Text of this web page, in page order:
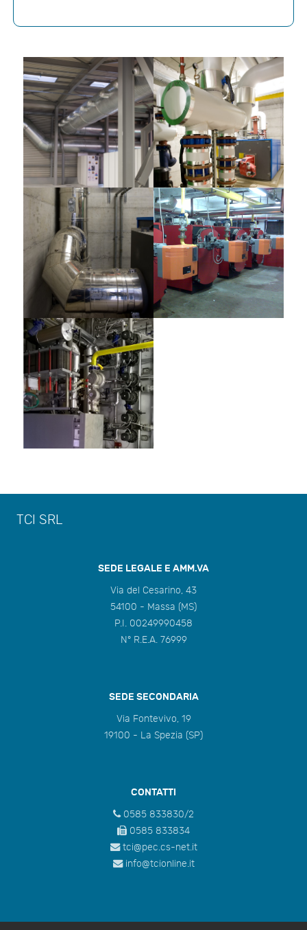
TCI SRL
SEDE LEGALE E AMM.VA
Via del Cesarino, 43
54100 - Massa (MS)
P.I. 00249990458
N° R.E.A. 76999
SEDE SECONDARIA
Via Fontevivo, 19
19100 - La Spezia (SP)
CONTATTI
0585 833830/2
0585 833834
tci@pec.cs-net.it
info@tcionline.it